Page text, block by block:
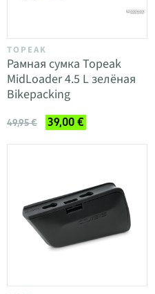
TOPEAK
Рамная сумка Topeak
MidLoader 4.5 L зелёная
Bikepacking
49,95 € 39,00 €